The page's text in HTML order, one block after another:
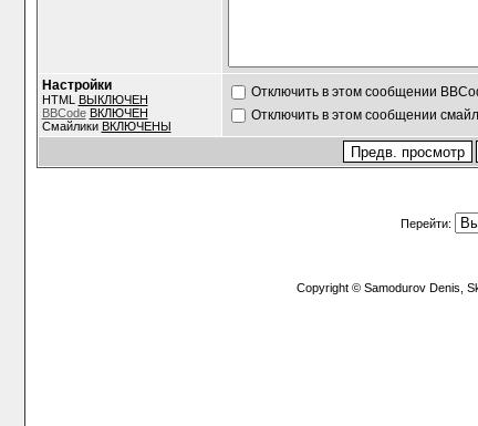
Настройки
HTML
ВЫКЛЮЧЕН
BBCode ВКЛЮЧЕН
Смайлики ВКЛЮЧЕНЫ
Отключить в этом сообщении
Отключить в этом сообщении
Перейти:
Copyright © Samodurov Denis,